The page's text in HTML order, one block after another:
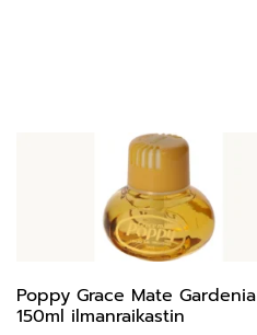
Poppy Grace Mate Gardenia
150ml ilmanraikastin